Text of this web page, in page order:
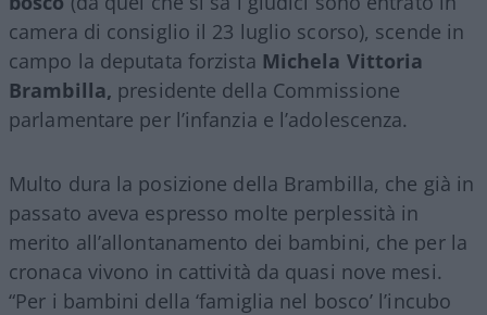
camera di consiglio il 23 luglio scorso), scende in
campo la deputata forzista Michela Vittoria
Brambilla, presidente della Commissione
parlamentare per l’infanzia e l’adolescenza.
Multo dura la posizione della Brambilla, che già in
passato aveva espresso molte perplessità in
merito all’allontanamento dei bambini, che per la
cronaca vivono in cattività da quasi nove mesi.
“Per i bambini della ‘famiglia nel bosco’ l’incubo